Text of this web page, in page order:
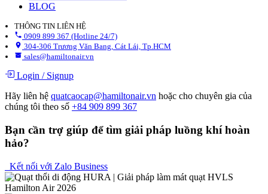
BLOG
THÔNG TIN LIÊN HỆ
0909 899 367 (Hotline 24/7)
304-306 Trương Văn Bang, Cát Lái, Tp.HCM
sales@hamiltonair.vn
Login /Signup
Hãy liên hệ quatcaocap@hamiltonair.vn hoặc cho chuyên gia của
chúng tôi theo số +84 909 899 367
Bạn cần trợ giúp để tìm giải pháp luồng khí hoàn
hảo?
Kết nối với Zalo Business